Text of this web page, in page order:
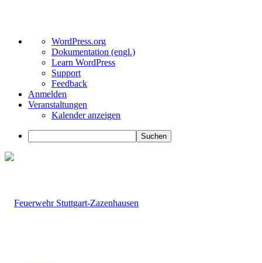
Über
WordPress
WordPress.org
Dokumentation (engl.)
Learn WordPress
Support
Feedback
Anmelden
Veranstaltungen
Kalender anzeigen
Suchen